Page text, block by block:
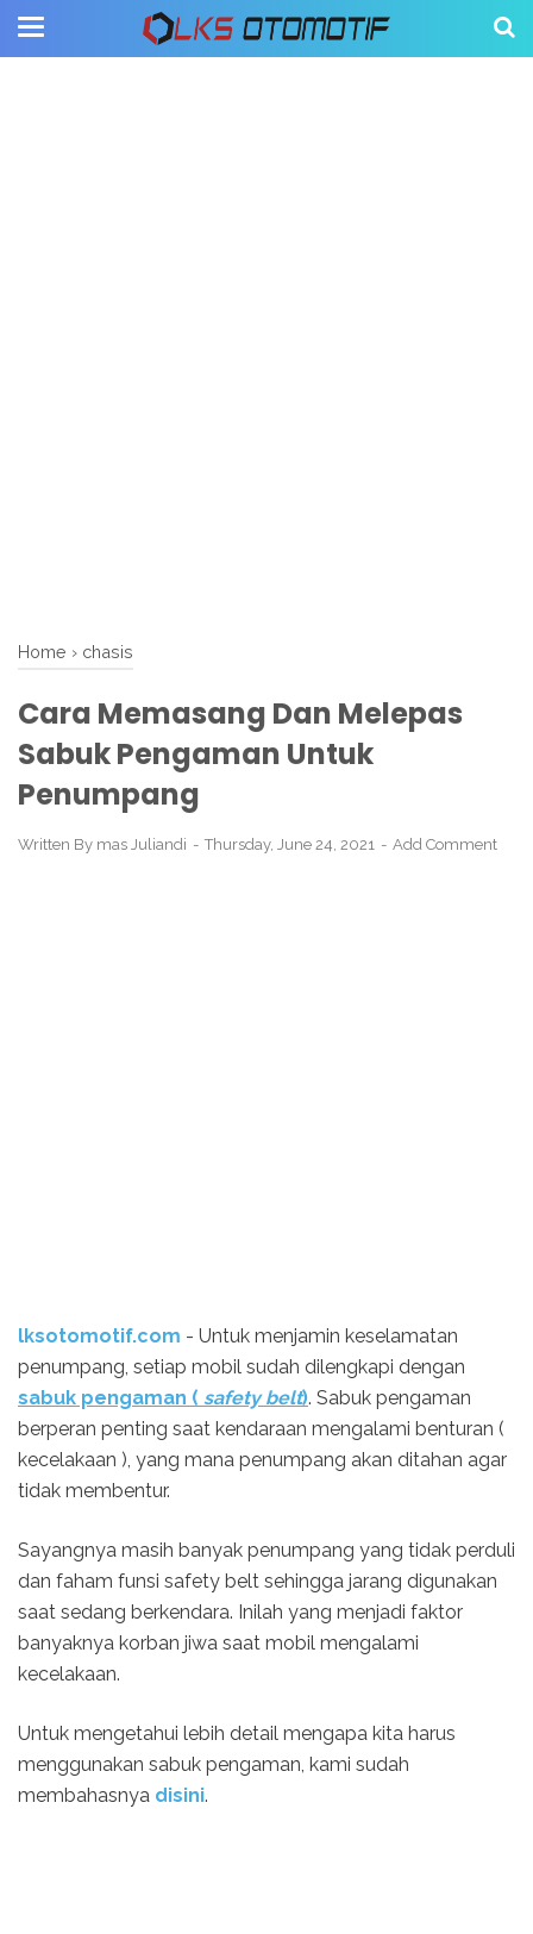
Home › chasis
Cara Memasang Dan Melepas
Sabuk Pengaman Untuk
Penumpang
Written By mas Juliandi Thursday, June 24, 2021 Add Comment
lksotomotif.com - Untuk menjamin keselamatan
penumpang, setiap mobil sudah dilengkapi dengan
sabuk pengaman ( safety belt). Sabuk pengaman
berperan penting saat kendaraan mengalami benturan (
kecelakaan ), yang mana penumpang akan ditahan agar
tidak membentur.
Sayangnya masih banyak penumpang yang tidak perduli
dan faham funsi safety belt sehingga jarang digunakan
saat sedang berkendara. Inilah yang menjadi faktor
banyaknya korban jiwa saat mobil mengalami
kecelakaan.
Untuk mengetahui lebih detail mengapa kita harus
menggunakan sabuk pengaman, kami sudah
membahasnya disini.